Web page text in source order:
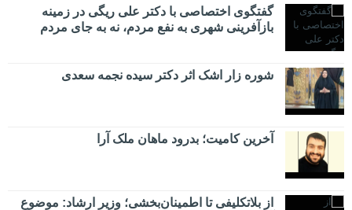
گفتگوی اختصاصی با دکتر علی ریگی در زمینه
بازآفرینی شهری به نفع مردم، نه به جای مردم
شوره زار اشک اثر دکتر سیده نجمه سعدی
​آخرین کامیت؛ بدرود ماهان ملک آرا
از بلاتکلیفی تا اطمینان‌بخشی؛ وزیر ارشاد: موضوع